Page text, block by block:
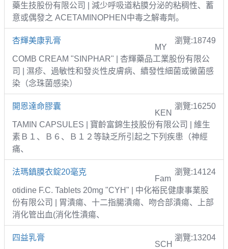
藥生技股份有限公司 | 減少呼吸道粘膜分泌的粘稠性、蓄
意或偶發之 ACETAMINOPHEN中毒之解毒劑。
杏輝美康乳膏 瀏覽:18749
MY
COMB CREAM "SINPHAR" | 杏輝藥品工業股份有限公
司 | 濕疹、過敏性和發炎性皮膚病、續發性細菌或黴菌感
染（念珠菌感染）
開恩達命膠囊 瀏覽:16250
KEN
TAMIN CAPSULES | 寶齡富錦生技股份有限公司 | 維生
素Ｂ１、Ｂ６、Ｂ１２等缺乏所引起之下列疾患（神經
痛、
法瑪鎮膜衣錠20毫克 瀏覽:14124
Fam
otidine F.C. Tablets 20mg "CYH" | 中化裕民健康事業股
份有限公司 | 胃潰瘍、十二指腸潰瘍、吻合部潰瘍、上部
消化管出血(消化性潰瘍、
四益乳膏 瀏覽:13204
SCH